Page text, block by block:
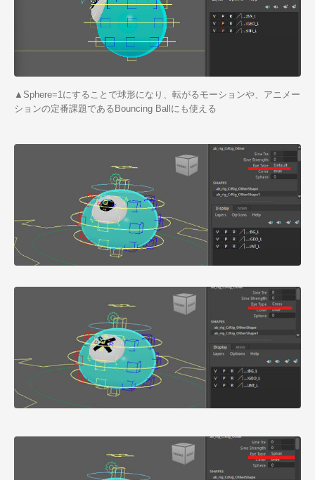
▲Sphere=1にすることで球形になり、転がるモーションや、アニメー
ションの定番課題であるBouncing Ballにも使える